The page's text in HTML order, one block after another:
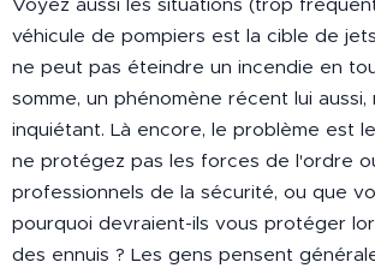
Voyez aussi les situations (trop
véhicule de pompiers est la cible de
ne peut pas éteindre un incendie en
somme, un phénomène récent lui aussi,
inquiétant. Là encore, le problème est
ne protégez pas les forces de l'ordre
professionnels de la sécurité, ou que
pourquoi devraient-ils vous protéger
des ennuis ? Les gens pensent